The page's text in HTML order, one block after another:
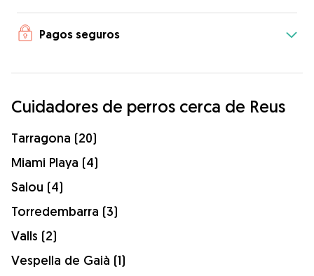
Pagos seguros
Cuidadores de perros cerca de Reus
Tarragona (20)
Miami Playa (4)
Salou (4)
Torredembarra (3)
Valls (2)
Vespella de Gaià (1)